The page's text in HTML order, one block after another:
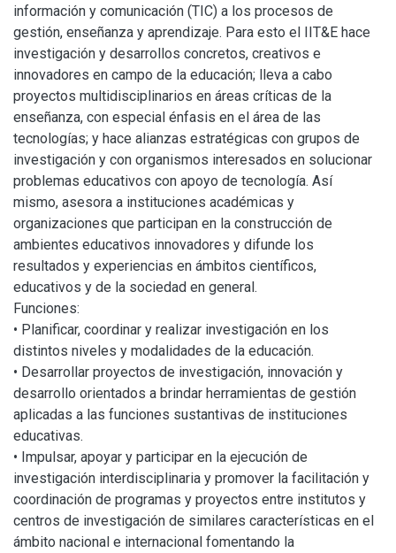
información y comunicación (TIC) a los procesos de
gestión, enseñanza y aprendizaje. Para esto el IIT&E hace
investigación y desarrollos concretos, creativos e
innovadores en campo de la educación; lleva a cabo
proyectos multidisciplinarios en áreas críticas de la
enseñanza, con especial énfasis en el área de las
tecnologías; y hace alianzas estratégicas con grupos de
investigación y con organismos interesados en solucionar
problemas educativos con apoyo de tecnología. Así
mismo, asesora a instituciones académicas y
organizaciones que participan en la construcción de
ambientes educativos innovadores y difunde los
resultados y experiencias en ámbitos científicos,
educativos y de la sociedad en general.
Funciones:
• Planificar, coordinar y realizar investigación en los
distintos niveles y modalidades de la educación.
• Desarrollar proyectos de investigación, innovación y
desarrollo orientados a brindar herramientas de gestión
aplicadas a las funciones sustantivas de instituciones
educativas.
• Impulsar, apoyar y participar en la ejecución de
investigación interdisciplinaria y promover la facilitación y
coordinación de programas y proyectos entre institutos y
centros de investigación de similares características en el
ámbito nacional e internacional fomentando la